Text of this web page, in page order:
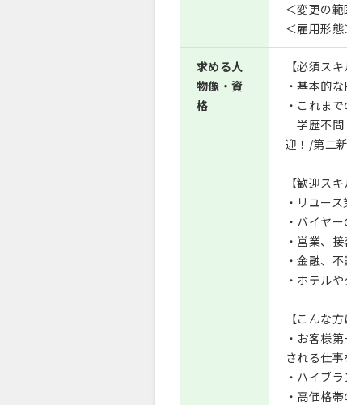
＜変更の
＜雇用形態
求める人
物像・資
格
【必須スキ
・基本的
・これま
学歴不問
迎！/第二
【歓迎ス
・リユー
・バイヤ
・営業、
・金融、
・ホテル
【こんな
・お客様
される仕
・ハイブ
・高価格